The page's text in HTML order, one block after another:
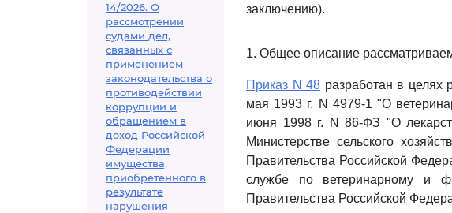
14/2026. О
рассмотрении
судами дел,
связанных с
применением
законодательства о
противодействии
коррупции и
обращением в
доход Российской
Федерации
имущества,
приобретенного в
результате
нарушения
заключению).
1. Общее описание
Приказ N 48 разработан в целях
мая 1993 г. N 4979-1 "О
июня 1998 г. N 86-ФЗ "О
Министерстве сельского
Правительства Российской
службе по ветеринарному и
Правительства Российской